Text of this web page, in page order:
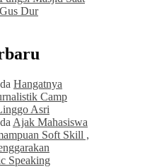
Dur
Hangatnya
Camp
Asri
Ajak Mahasiswa
Soft Skill ,
Speaking